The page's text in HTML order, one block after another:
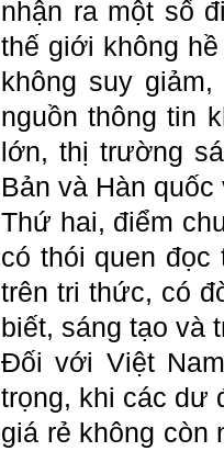
nhận ra một số
thế giới không
không suy
nguồn thông tin
lớn, thị trường
Bản và Hàn
Thứ hai, điểm
có thói quen
trên tri thức, có
biết, sáng tạo và
Đối với Việt
trọng, khi các dư
giá rẻ không còn